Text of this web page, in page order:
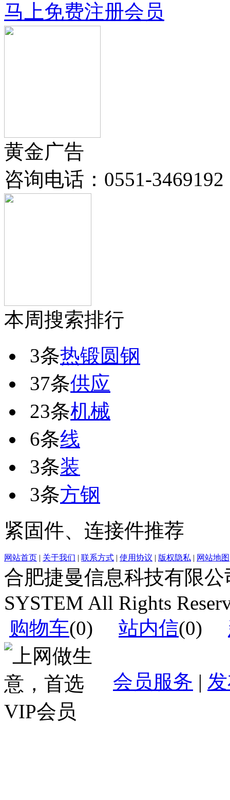
马上免费注册会员
黄金广告
咨询电话： 0551-3469192
本周搜索排行
3条热锻圆钢
37条供应
23条机械
6条线
3条装
3条方钢
紧固件、连接件推荐
网站首页 关于我们 联系方式 使用协议 版权隐私 网站地图
合肥捷曼信息科技有限公
SYSTEM All Rights
购物车(0) 站内信(0)
会员服务 |